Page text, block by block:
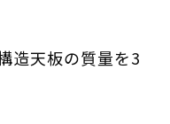
造天板の質量を3